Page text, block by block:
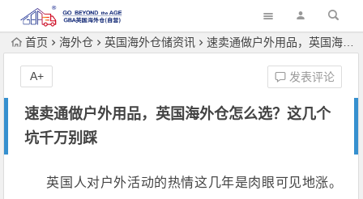
首页 海外仓 英国海外仓储资讯 速卖通做户外用品，英国海外仓怎么选？这几个坑千万别踩
速卖通做户外用品，英国海外仓怎么选？这几个
坑千万别踩
发表评论
A+
英国人对户外活动的热情这几年是肉眼可见地涨。